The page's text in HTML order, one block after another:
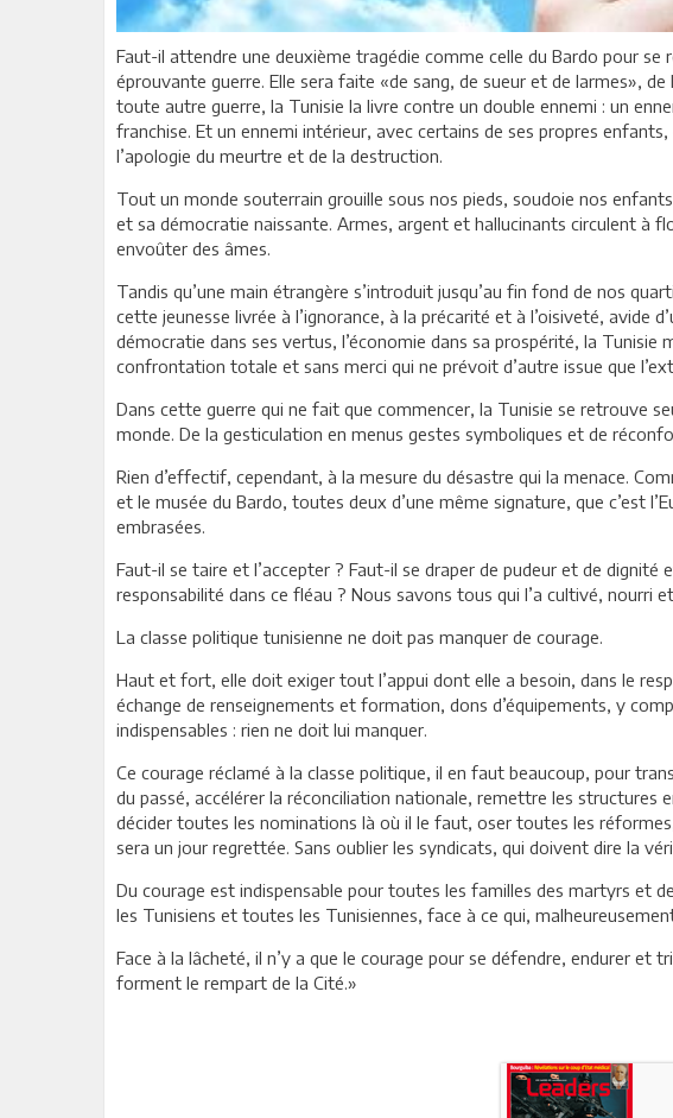
Faut-il attendre une deuxième tragédie comme celle du Bardo pour se
éprouvante guerre. Elle sera faite «de sang, de sueur et de larmes»,
toute autre guerre, la Tunisie la livre contre un double ennemi : un
franchise. Et un ennemi intérieur, avec certains de ses propres
l’apologie du meurtre et de la destruction.
Tout un monde souterrain grouille sous nos pieds, soudoie nos
et sa démocratie naissante. Armes, argent et hallucinants circulent à
envoûter des âmes.
Tandis qu’une main étrangère s’introduit jusqu’au fin fond de nos
cette jeunesse livrée à l’ignorance, à la précarité et à l’oisiveté, avide
démocratie dans ses vertus, l’économie dans sa prospérité, la
confrontation totale et sans merci qui ne prévoit d’autre issue que
Dans cette guerre qui ne fait que commencer, la Tunisie se retrouve
monde. De la gesticulation en menus gestes symboliques et de
Rien d’effectif, cependant, à la mesure du désastre qui la menace.
et le musée du Bardo, toutes deux d’une même signature, que c’est
embrasées.
Faut-il se taire et l’accepter ? Faut-il se draper de pudeur et de
responsabilité dans ce fléau ? Nous savons tous qui l’a cultivé, nourri
La classe politique tunisienne ne doit pas manquer de courage.
Haut et fort, elle doit exiger tout l’appui dont elle a besoin, dans le
échange de renseignements et formation, dons d’équipements, y
indispensables : rien ne doit lui manquer.
Ce courage réclamé à la classe politique, il en faut beaucoup, pour
du passé, accélérer la réconciliation nationale, remettre les
décider toutes les nominations là où il le faut, oser toutes les
sera un jour regrettée. Sans oublier les syndicats, qui doivent dire la
Du courage est indispensable pour toutes les familles des martyrs et
les Tunisiens et toutes les Tunisiennes, face à ce qui,
Face à la lâcheté, il n’y a que le courage pour se défendre, endurer
forment le rempart de la Cité.»